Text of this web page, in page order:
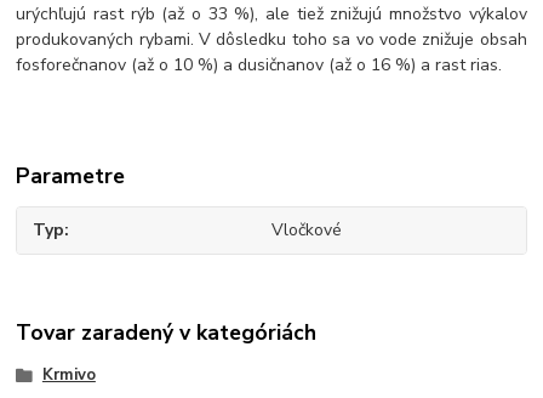
urýchľujú rast rýb (až o 33 %), ale tiež znižujú množstvo výkalov
produkovaných rybami. V dôsledku toho sa vo vode znižuje obsah
fosforečnanov (až o 10 %) a dusičnanov (až o 16 %) a rast rias.
Parametre
Typ Vločkové
Tovar zaradený v kategóriách
Krmivo